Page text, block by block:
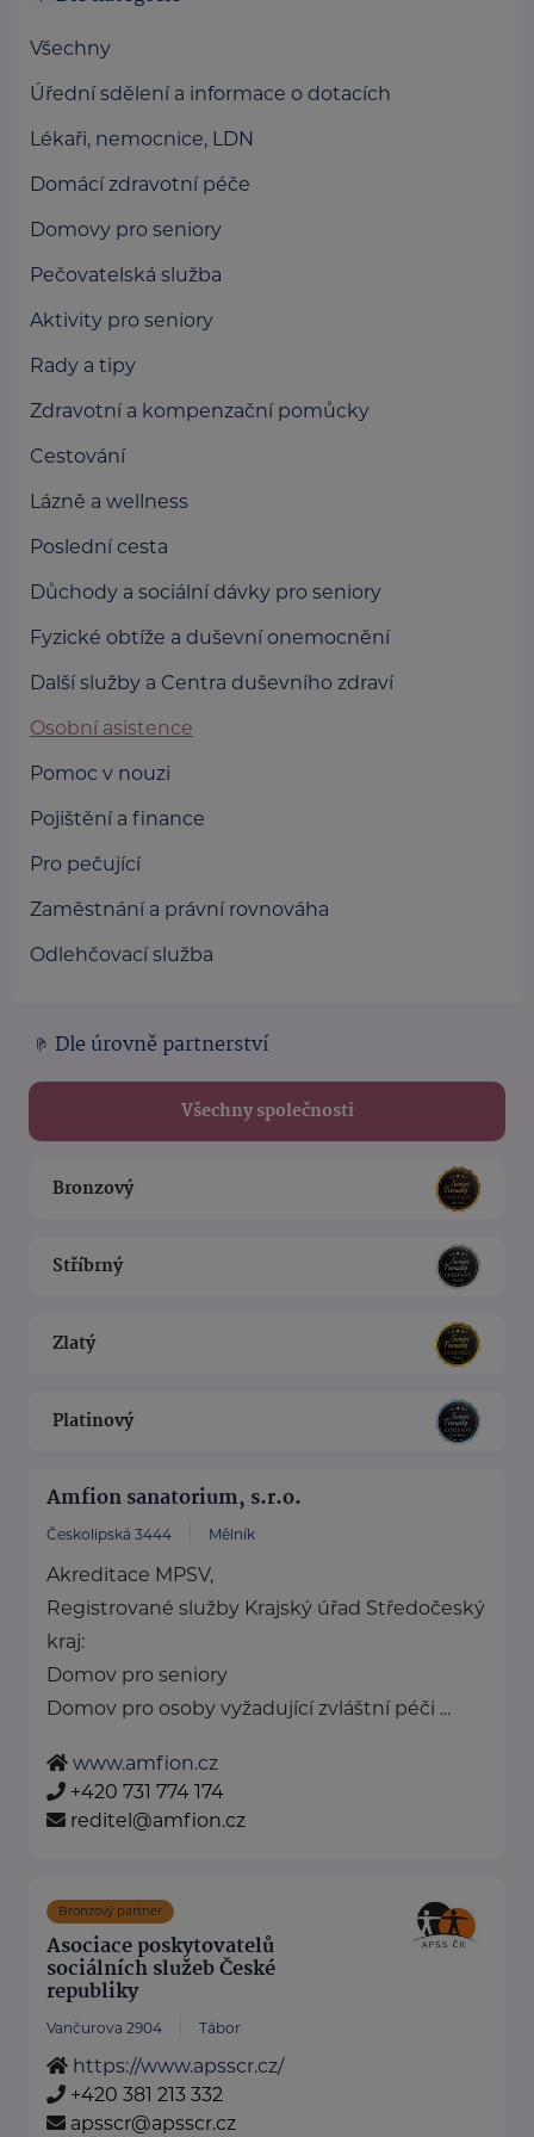
Všechny
Úřední sdělení a informace o dotacích
Lékaři, nemocnice, LDN
Domácí zdravotní péče
Domovy pro seniory
Pečovatelská služba
Aktivity pro seniory
Rady a tipy
Zdravotní a kompenzační pomůcky
Cestování
Lázně a wellness
Poslední cesta
Důchody a sociální dávky pro seniory
Fyzické obtíže a duševní onemocnění
Další služby a Centra duševního zdraví
Osobní asistence
Pomoc v nouzi
Pojištění a finance
Pro pečující
Zaměstnání a právní rovnováha
Odlehčovací služba
Dle úrovně partnerství
Všechny společnosti
Bronzový
Stříbrný
Zlatý
Platinový
Amfion sanatorium, s.r.o.
Českolipská 3444 Mělník
Akreditace MPSV,
Registrované služby Krajský úřad Středočeský
kraj:
Domov pro seniory
Domov pro osoby vyžadující zvláštní péči ...
www.amfion.cz
+420 731 774 174
reditel@amfion.cz
Bronzový partner
Asociace poskytovatelů
sociálních služeb České
republiky
Vančurova 2904 Tábor
https://www.apsscr.cz/
+420 381 213 332
apsscr@apsscr.cz